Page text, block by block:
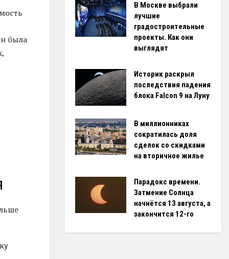
была
В Москве выбрали
лучшие
градостроительные
проекты. Как они
выглядят
Историк раскрыл
последствия падения
блока Falcon 9 на Луну
В миллионниках
сократилась доля
сделок со скидками
на вторичное жилье
Парадокс времени.
Затмение Солнца
начнётся 13 августа, а
закончится 12-го